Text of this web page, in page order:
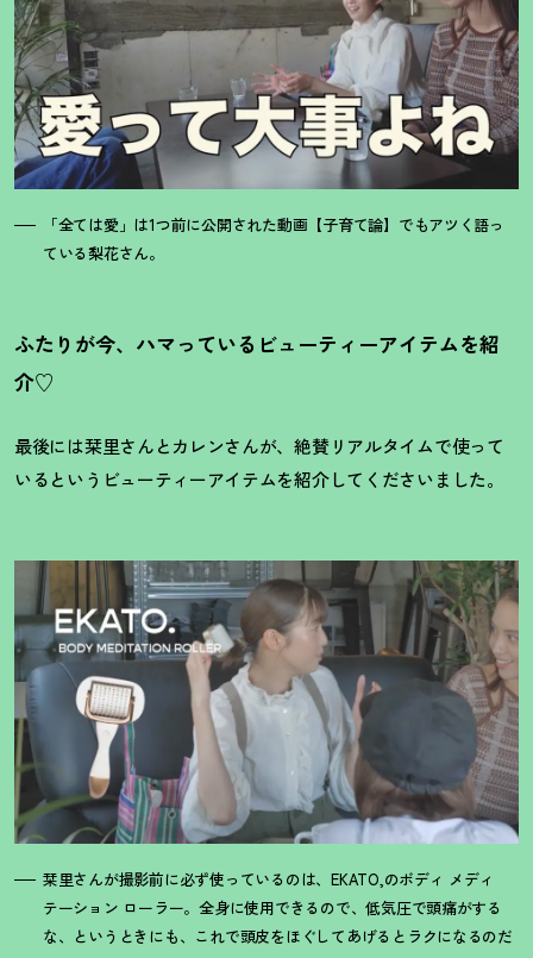
「全ては愛」は1つ前に公開された動画【子育て論】でもアツく語っ
ている梨花さん。
ふたりが今、ハマっているビューティーアイテムを紹
介♡
最後には栞里さんとカレンさんが、絶賛リアルタイムで使って
いるというビューティーアイテムを紹介してくださいました。
栞里さんが撮影前に必ず使っているのは、EKATO,のボディ メディ
テーション ローラー。全身に使用できるので、低気圧で頭痛がする
な、というときにも、これで頭皮をほぐしてあげるとラクになるのだ